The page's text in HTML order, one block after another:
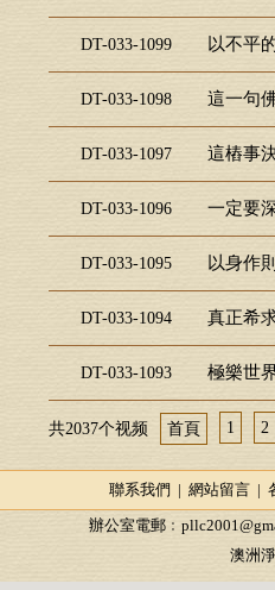
DT-033-1099 以不平
DT-033-1098 這一句
DT-033-1097 這樁事
DT-033-1096 一定要
DT-033-1095 以身作
DT-033-1094 真正希
DT-033-1093 極樂世
共2037个视频 首頁 1 2
聯系我們 | 網站留言|
辦公室電郵﹕
澳洲